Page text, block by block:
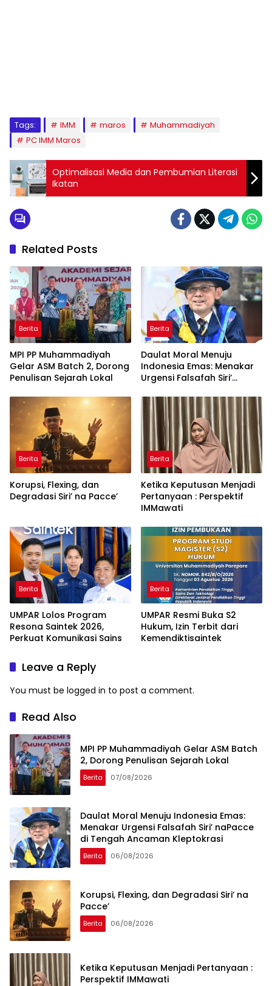
Tags: IMM maros
Muhammadiyah
PC IMM Maros
Optimalisasi Media dan Pembumian Literasi
Ikatan
Related Posts
Berita
MPI PP Muhammadiyah
Gelar ASM Batch 2, Dorong
Penulisan Sejarah Lokal
Berita
Daulat Moral Menuju
Indonesia Emas: Menakar
Urgensi Falsafah Siri’
Ancaman Kleptokrasi
Berita
Korupsi, Flexing, dan
Degradasi Siri’ na Pacce’
Berita
Ketika Keputusan Menjadi
Pertanyaan : Perspektif
IMMawati
Berita
UMPAR Lolos Program
Resona Saintek 2026,
Perkuat Komunikasi Sains
Berita
UMPAR Resmi Buka S2
Hukum, Izin Terbit dari
Kemendiktisaintek
Leave a Reply
You must be logged in to post a comment.
Read Also
MPI PP Muhammadiyah Gelar ASM Batch
2, Dorong Penulisan Sejarah Lokal
Berita 07/08/2026
Daulat Moral Menuju Indonesia Emas:
Menakar Urgensi Falsafah Siri’ naPacce
di Tengah Ancaman Kleptokrasi
Berita 06/08/2026
Korupsi, Flexing, dan Degradasi Siri’ na
Pacce’
Berita 06/08/2026
Ketika Keputusan Menjadi Pertanyaan :
Perspektif IMMawati